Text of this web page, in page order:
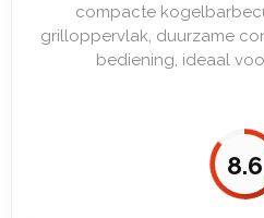
compacte
grilloppervlak, duurzame
bediening, ideaal
8.6